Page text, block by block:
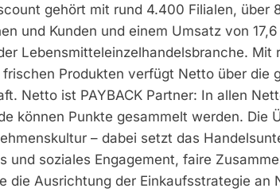
gehört mit rund 4.400 Filialen, über
und Kunden und einem Umsatz von
Lebensmitteleinzelhandelsbranche. Mit
Produkten verfügt Netto über die
Netto ist PAYBACK Partner: In allen
können Punkte gesammelt werden. Die
– dabei setzt das
und soziales Engagement, faire
die Ausrichtung der Einkaufsstrategie